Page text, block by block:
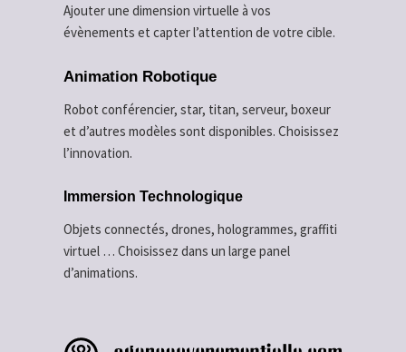
Ajouter une dimension virtuelle à vos
évènements et capter l’attention de votre cible.
Animation Robotique
Robot conférencier, star, titan, serveur, boxeur
et d’autres modèles sont disponibles. Choisissez
l’innovation.
Immersion Technologique
Objets connectés, drones, hologrammes, graffiti
virtuel … Choisissez dans un large panel
d’animations.